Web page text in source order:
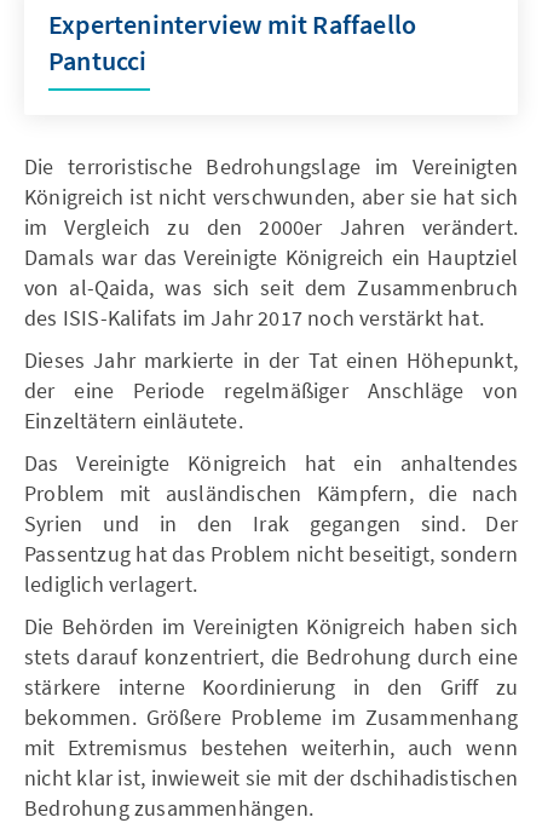
Experteninterview mit Raffaello
Pantucci
Die terroristische Bedrohungslage im Vereinigten
Königreich ist nicht verschwunden, aber sie hat sich
im Vergleich zu den 2000er Jahren verändert.
Damals war das Vereinigte Königreich ein Hauptziel
von al-Qaida, was sich seit dem Zusammenbruch
des ISIS-Kalifats im Jahr 2017 noch verstärkt hat.
Dieses Jahr markierte in der Tat einen Höhepunkt,
der eine Periode regelmäßiger Anschläge von
Einzeltätern einläutete.
Das Vereinigte Königreich hat ein anhaltendes
Problem mit ausländischen Kämpfern, die nach
Syrien und in den Irak gegangen sind. Der
Passentzug hat das Problem nicht beseitigt, sondern
lediglich verlagert.
Die Behörden im Vereinigten Königreich haben sich
stets darauf konzentriert, die Bedrohung durch eine
stärkere interne Koordinierung in den Griff zu
bekommen. Größere Probleme im Zusammenhang
mit Extremismus bestehen weiterhin, auch wenn
nicht klar ist, inwieweit sie mit der dschihadistischen
Bedrohung zusammenhängen.